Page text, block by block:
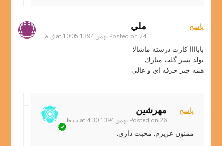
ملي
Posted on 24 بهمن 1394 at 10:05 ق.ظ
پاسخ
باباااا كارت درسته ماشالا
تولد پسر گلت مبارك
همه چيز حرفه اي و عالي
مهرشین
Posted on 26 بهمن 1394 at 4:30 ب.ظ
پاسخ
ممنون عزیزم. محبت داری.